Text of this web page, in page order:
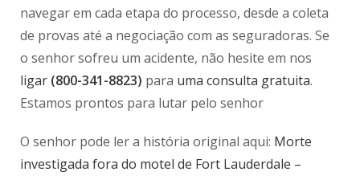
navegar em cada etapa do processo, desde a coleta
de provas até a negociação com as seguradoras. Se
o senhor sofreu um acidente, não hesite em nos
ligar (800-341-8823) para uma consulta gratuita.
Estamos prontos para lutar pelo senhor
O senhor pode ler a história original aqui: Morte
investigada fora do motel de Fort Lauderdale –